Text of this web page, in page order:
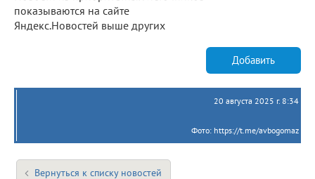
показываются на сайте
Яндекс.Новостей выше других
Добавить
20 августа 2025 г. 8:34
Фото: https://t.me/avbogomaz
Вернуться к списку новостей